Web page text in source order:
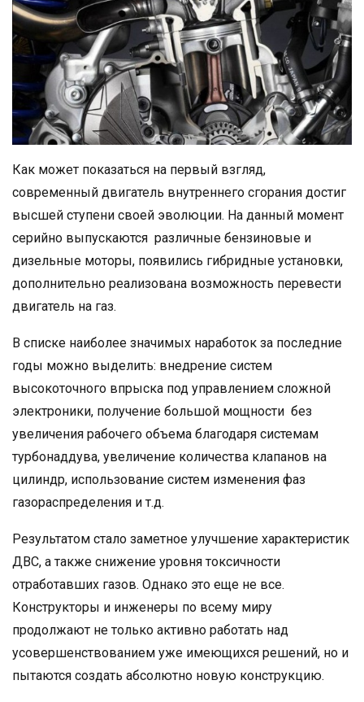
Как может показаться на первый взгляд,
современный двигатель внутреннего сгорания достиг
высшей ступени своей эволюции. На данный момент
серийно выпускаются различные бензиновые и
дизельные моторы, появились гибридные установки,
дополнительно реализована возможность перевести
двигатель на газ.
В списке наиболее значимых наработок за последние
годы можно выделить: внедрение систем
высокоточного впрыска под управлением сложной
электроники, получение большой мощности без
увеличения рабочего объема благодаря системам
турбонаддува, увеличение количества клапанов на
цилиндр, использование систем изменения фаз
газораспределения и т.д.
Результатом стало заметное улучшение характеристик
ДВС, а также снижение уровня токсичности
отработавших газов. Однако это еще не все.
Конструкторы и инженеры по всему миру
продолжают не только активно работать над
усовершенствованием уже имеющихся решений, но и
пытаются создать абсолютно новую конструкцию.